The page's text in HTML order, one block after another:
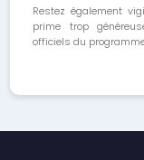
Restez également
prime trop
officiels du